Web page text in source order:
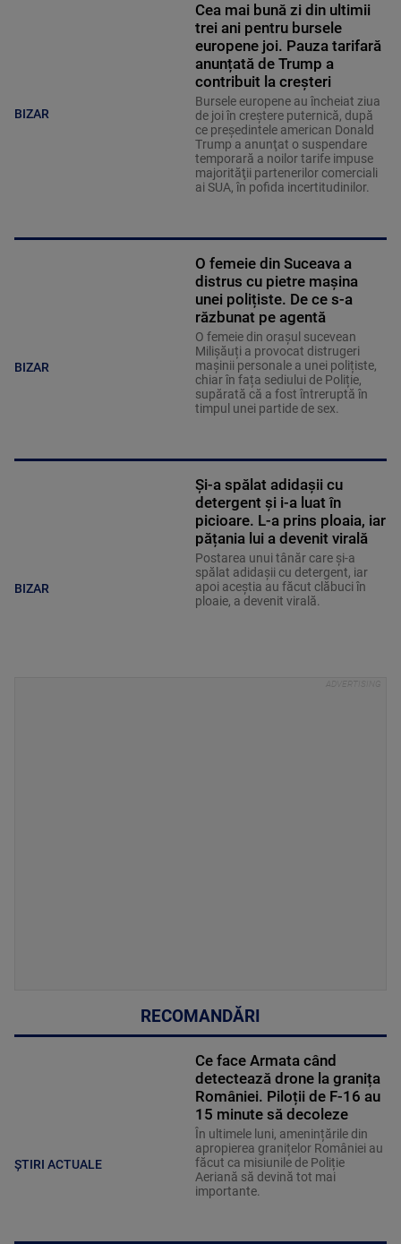
BIZAR
Cea mai bună zi din ultimii
trei ani pentru bursele
europene joi. Pauza tarifară
anunțată de Trump a
contribuit la creșteri
Bursele europene au încheiat ziua
de joi în creştere puternică, după
ce preşedintele american Donald
Trump a anunţat o suspendare
temporară a noilor tarife impuse
majorităţii partenerilor comerciali
ai SUA, în pofida incertitudinilor.
BIZAR
O femeie din Suceava a
distrus cu pietre mașina
unei polițiste. De ce s-a
răzbunat pe agentă
O femeie din orașul sucevean
Milișăuți a provocat distrugeri
mașinii personale a unei polițiste,
chiar în fața sediului de Poliție,
supărată că a fost întreruptă în
timpul unei partide de sex.
BIZAR
Și-a spălat adidașii cu
detergent și i-a luat în
picioare. L-a prins ploaia, iar
pățania lui a devenit virală
Postarea unui tânăr care și-a
spălat adidașii cu detergent, iar
apoi aceștia au făcut clăbuci în
ploaie, a devenit virală.
RECOMANDĂRI
ȘTIRI ACTUALE
Ce face Armata când
detectează drone la granița
României. Piloții de F-16 au
15 minute să decoleze
În ultimele luni, amenințările din
apropierea granițelor României au
făcut ca misiunile de Poliție
Aeriană să devină tot mai
importante.